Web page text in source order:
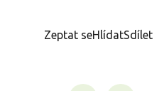
Zeptat seHlídatSdílet